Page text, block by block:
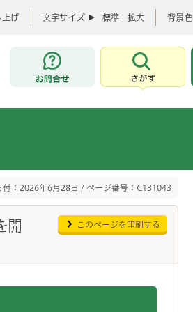
上げ 文字サイズ 標準 拡大 背景色
お問合せ
さがす
付：2026年6月28日 / ページ番号：C131043
開 このページを印刷する